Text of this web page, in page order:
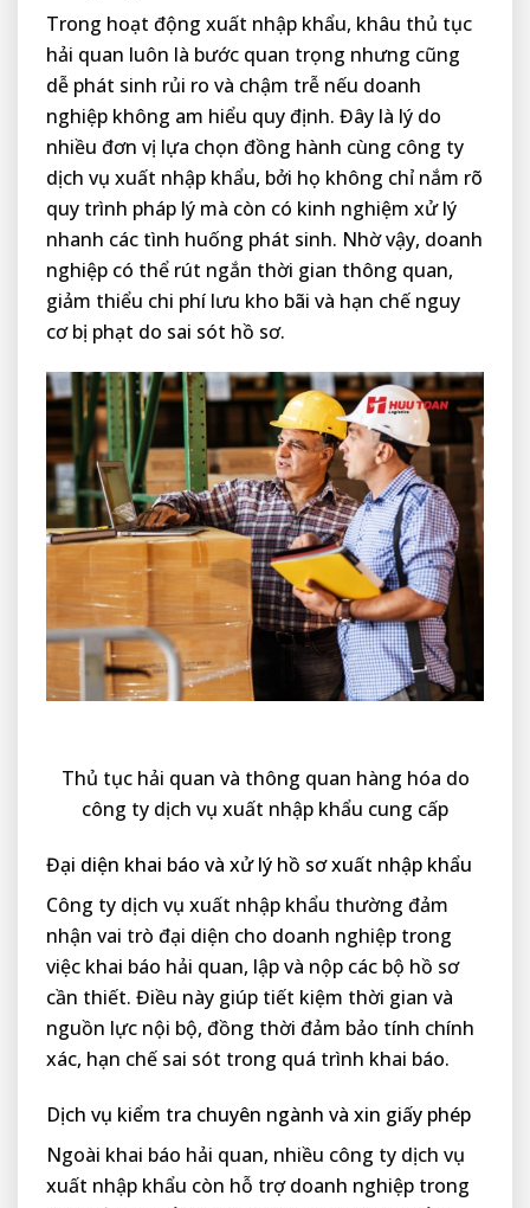
Trong hoạt động xuất nhập khẩu, khâu thủ tục
hải quan luôn là bước quan trọng nhưng cũng
dễ phát sinh rủi ro và chậm trễ nếu doanh
nghiệp không am hiểu quy định. Đây là lý do
nhiều đơn vị lựa chọn đồng hành cùng công ty
dịch vụ xuất nhập khẩu, bởi họ không chỉ nắm rõ
quy trình pháp lý mà còn có kinh nghiệm xử lý
nhanh các tình huống phát sinh. Nhờ vậy, doanh
nghiệp có thể rút ngắn thời gian thông quan,
giảm thiểu chi phí lưu kho bãi và hạn chế nguy
cơ bị phạt do sai sót hồ sơ.
Thủ tục hải quan và thông quan hàng hóa do
công ty dịch vụ xuất nhập khẩu cung cấp
Đại diện khai báo và xử lý hồ sơ xuất nhập khẩu
Công ty dịch vụ xuất nhập khẩu thường đảm
nhận vai trò đại diện cho doanh nghiệp trong
việc khai báo hải quan, lập và nộp các bộ hồ sơ
cần thiết. Điều này giúp tiết kiệm thời gian và
nguồn lực nội bộ, đồng thời đảm bảo tính chính
xác, hạn chế sai sót trong quá trình khai báo.
Dịch vụ kiểm tra chuyên ngành và xin giấy phép
Ngoài khai báo hải quan, nhiều công ty dịch vụ
xuất nhập khẩu còn hỗ trợ doanh nghiệp trong